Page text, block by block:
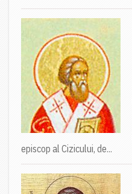
episcop al Cizicului, de...